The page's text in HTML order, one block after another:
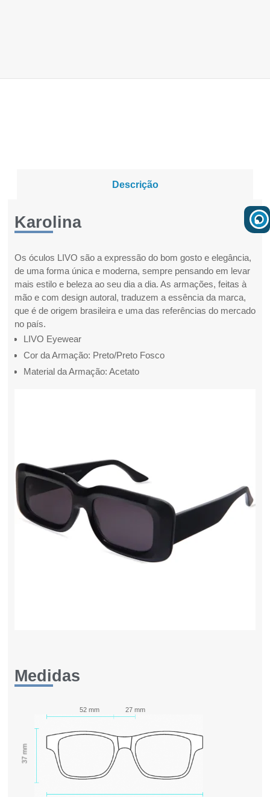
Descrição
Karolina
Os óculos LIVO são a expressão do bom gosto e elegância,
de uma forma única e moderna, sempre pensando em levar
mais estilo e beleza ao seu dia a dia. As armações, feitas à
mão e com design autoral, traduzem a essência da marca,
que é de origem brasileira e uma das referências do mercado
no país.
LIVO Eyewear
Cor da Armação: Preto/Preto Fosco
Material da Armação: Acetato
Medidas
52 mm 27 mm
37 mm